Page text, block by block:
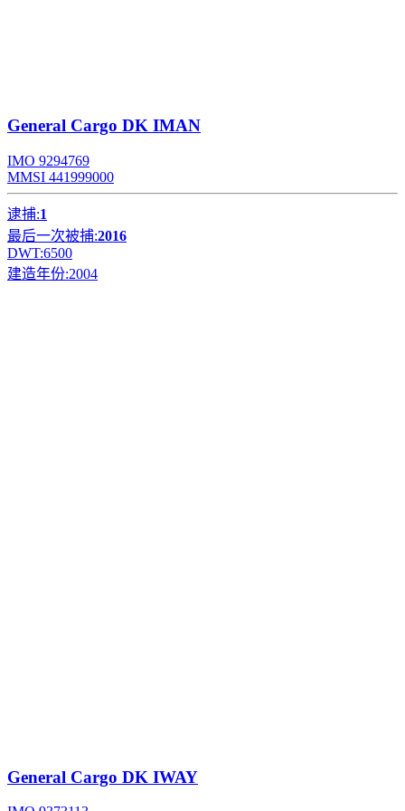
General Cargo DK IMAN
IMO 9294769
MMSI 441999000
逮捕:1
最后一次被捕:2016
DWT:6500
建造年份:2004
General Cargo DK IWAY